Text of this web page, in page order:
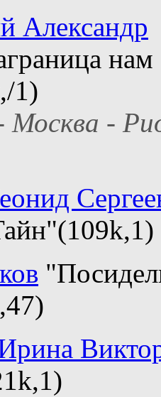
Александр
нам
1)
-